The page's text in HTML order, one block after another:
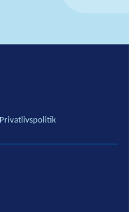
Privatlivspolitik